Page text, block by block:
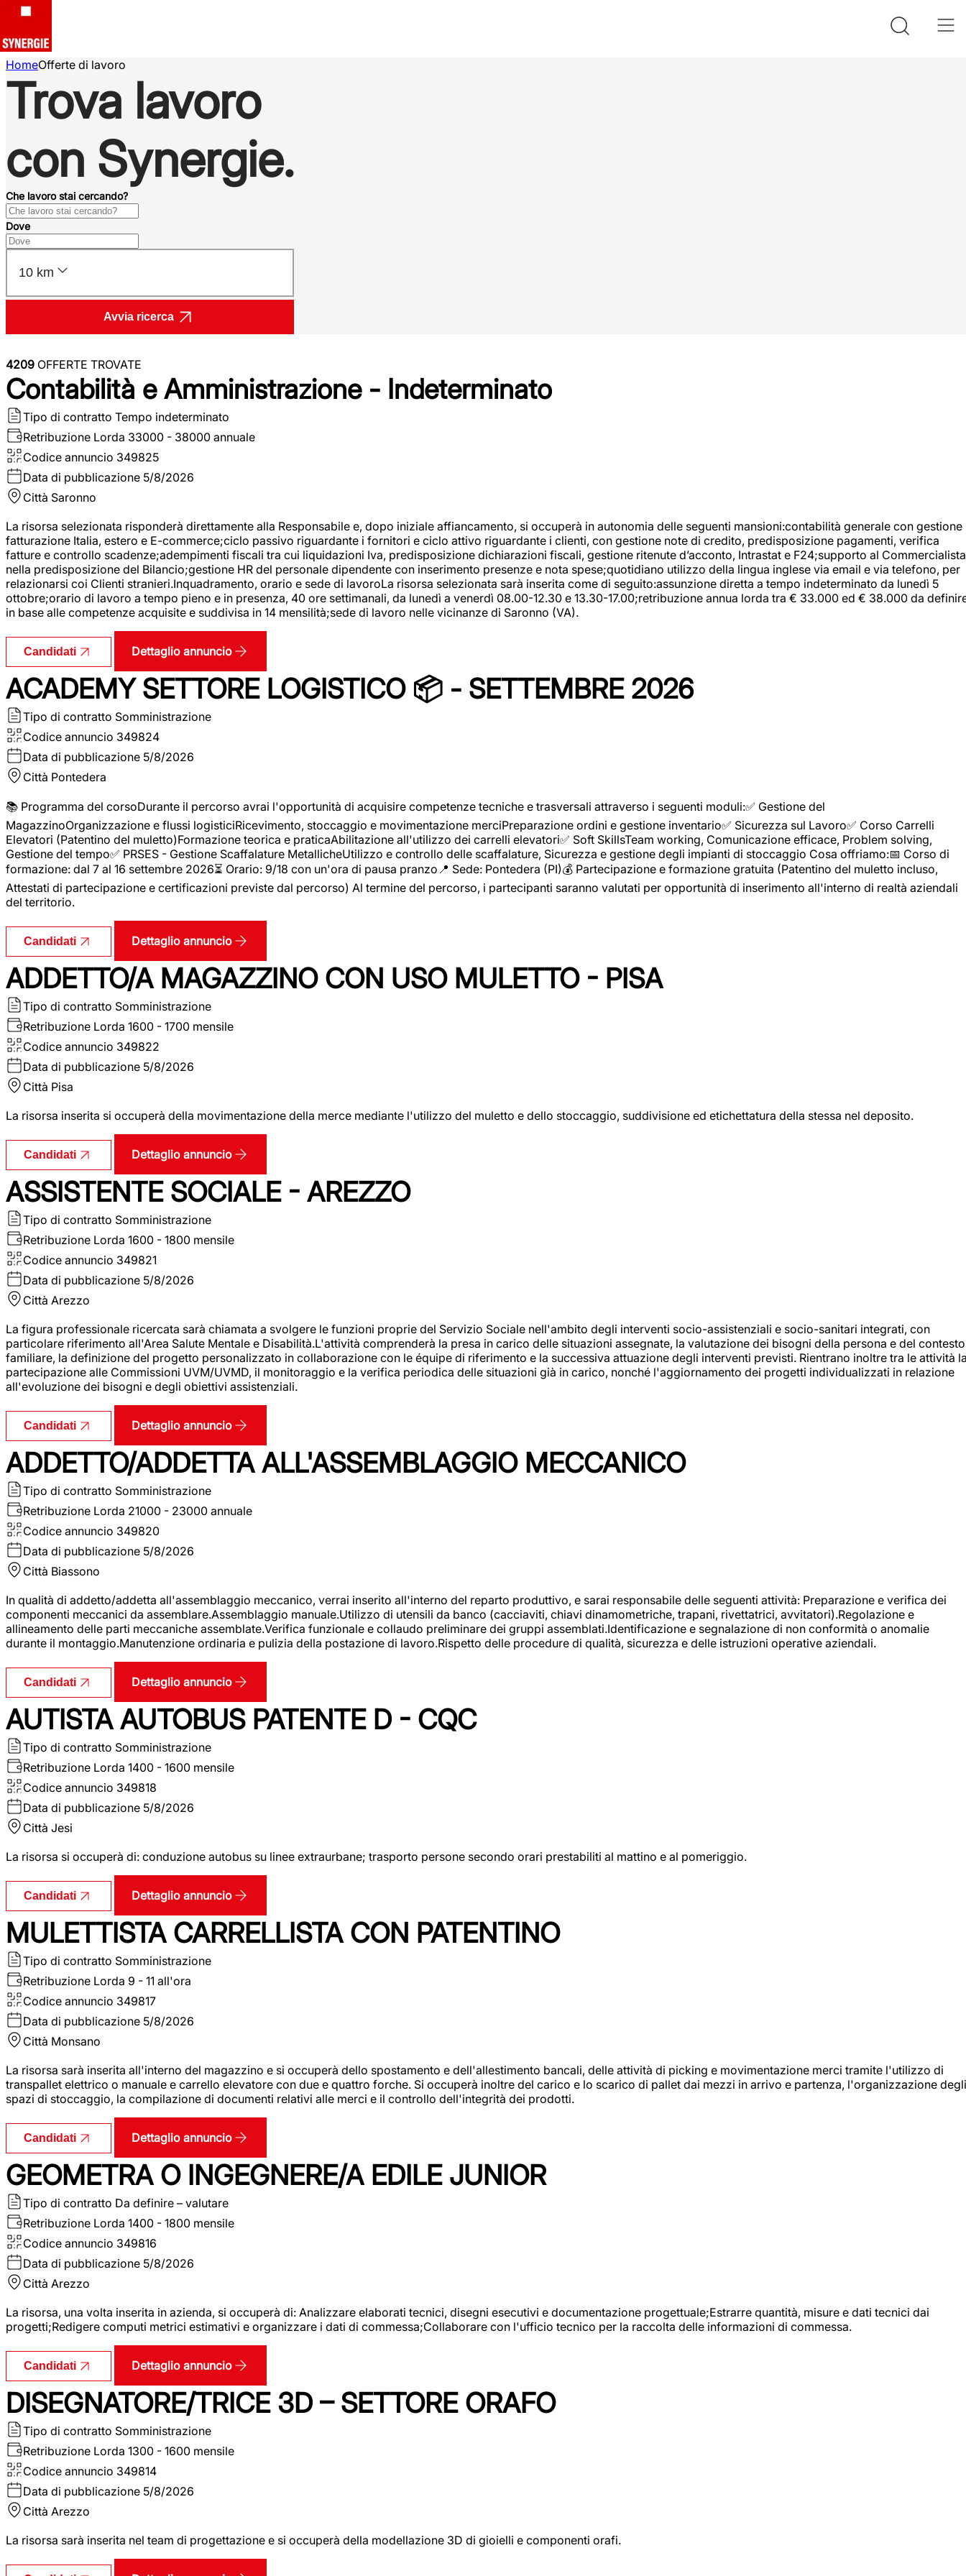
HomeOfferte di lavoro
Trova lavoro
con Synergie.
Che lavoro stai cercando?
Dove
10 km
Avvia ricerca
4209 OFFERTE TROVATE
Contabilità e Amministrazione - Indeterminato
Tipo di contratto Tempo indeterminato
Retribuzione Lorda 33000 - 38000 annuale
Codice annuncio 349825
Data di pubblicazione 5/8/2026
Città Saronno
La risorsa selezionata risponderà direttamente alla Responsabile e, dopo iniziale affiancamento, si occuperà in autonomia delle seguenti mansioni:contabilità generale con gestione
fatturazione Italia, estero e E-commerce;ciclo passivo riguardante i fornitori e ciclo attivo riguardante i clienti, con gestione note di credito, predisposizione pagamenti, verifica
fatture e controllo scadenze;adempimenti fiscali tra cui liquidazioni Iva, predisposizione dichiarazioni fiscali, gestione ritenute d’acconto, Intrastat e F24;supporto al Commercialista
nella predisposizione del Bilancio;gestione HR del personale dipendente con inserimento presenze e nota spese;quotidiano utilizzo della lingua inglese via email e via telefono, per
relazionarsi coi Clienti stranieri.Inquadramento, orario e sede di lavoroLa risorsa selezionata sarà inserita come di seguito:assunzione diretta a tempo indeterminato da lunedì 5
ottobre;orario di lavoro a tempo pieno e in presenza, 40 ore settimanali, da lunedì a venerdì 08.00-12.30 e 13.30-17.00;retribuzione annua lorda tra € 33.000 ed € 38.000 da
in base alle competenze acquisite e suddivisa in 14 mensilità;sede di lavoro nelle vicinanze di Saronno (VA).
Candidati Dettaglio annuncio
ACADEMY SETTORE LOGISTICO 📦 - SETTEMBRE 2026
Tipo di contratto Somministrazione
Codice annuncio 349824
Data di pubblicazione 5/8/2026
Città Pontedera
📚 Programma del corsoDurante il percorso avrai l'opportunità di acquisire competenze tecniche e trasversali attraverso i seguenti moduli:✅ Gestione del
MagazzinoOrganizzazione e flussi logisticiRicevimento, stoccaggio e movimentazione merciPreparazione ordini e gestione inventario✅ Sicurezza sul Lavoro✅ Corso Carrelli
Elevatori (Patentino del muletto)Formazione teorica e praticaAbilitazione all'utilizzo dei carrelli elevatori✅ Soft SkillsTeam working, Comunicazione efficace, Problem solving,
Gestione del tempo✅ PRSES - Gestione Scaffalature MetallicheUtilizzo e controllo delle scaffalature, Sicurezza e gestione degli impianti di stoccaggio Cosa offriamo:📅 Corso di
formazione: dal 7 al 16 settembre 2026⏳ Orario: 9/18 con un'ora di pausa pranzo📍 Sede: Pontedera (PI)💰 Partecipazione e formazione gratuita (Patentino del muletto incluso,
Attestati di partecipazione e certificazioni previste dal percorso) Al termine del percorso, i partecipanti saranno valutati per opportunità di inserimento all'interno di realtà aziendali
del territorio.
Candidati Dettaglio annuncio
ADDETTO/A MAGAZZINO CON USO MULETTO - PISA
Tipo di contratto Somministrazione
Retribuzione Lorda 1600 - 1700 mensile
Codice annuncio 349822
Data di pubblicazione 5/8/2026
Città Pisa
La risorsa inserita si occuperà della movimentazione della merce mediante l'utilizzo del muletto e dello stoccaggio, suddivisione ed etichettatura della stessa nel deposito.
Candidati Dettaglio annuncio
ASSISTENTE SOCIALE - AREZZO
Tipo di contratto Somministrazione
Retribuzione Lorda 1600 - 1800 mensile
Codice annuncio 349821
Data di pubblicazione 5/8/2026
Città Arezzo
La figura professionale ricercata sarà chiamata a svolgere le funzioni proprie del Servizio Sociale nell'ambito degli interventi socio-assistenziali e socio-sanitari integrati, con
particolare riferimento all'Area Salute Mentale e Disabilità.L'attività comprenderà la presa in carico delle situazioni assegnate, la valutazione dei bisogni della persona e del contesto
familiare, la definizione del progetto personalizzato in collaborazione con le équipe di riferimento e la successiva attuazione degli interventi previsti. Rientrano inoltre tra le attività
partecipazione alle Commissioni UVM/UVMD, il monitoraggio e la verifica periodica delle situazioni già in carico, nonché l'aggiornamento dei progetti individualizzati in relazione
all'evoluzione dei bisogni e degli obiettivi assistenziali.
Candidati Dettaglio annuncio
ADDETTO/ADDETTA ALL'ASSEMBLAGGIO MECCANICO
Tipo di contratto Somministrazione
Retribuzione Lorda 21000 - 23000 annuale
Codice annuncio 349820
Data di pubblicazione 5/8/2026
Città Biassono
In qualità di addetto/addetta all'assemblaggio meccanico, verrai inserito all'interno del reparto produttivo, e sarai responsabile delle seguenti attività: Preparazione e verifica dei
componenti meccanici da assemblare.Assemblaggio manuale.Utilizzo di utensili da banco (cacciaviti, chiavi dinamometriche, trapani, rivettatrici, avvitatori).Regolazione e
allineamento delle parti meccaniche assemblate.Verifica funzionale e collaudo preliminare dei gruppi assemblati.Identificazione e segnalazione di non conformità o anomalie
durante il montaggio.Manutenzione ordinaria e pulizia della postazione di lavoro.Rispetto delle procedure di qualità, sicurezza e delle istruzioni operative aziendali.
Candidati Dettaglio annuncio
AUTISTA AUTOBUS PATENTE D - CQC
Tipo di contratto Somministrazione
Retribuzione Lorda 1400 - 1600 mensile
Codice annuncio 349818
Data di pubblicazione 5/8/2026
Città Jesi
La risorsa si occuperà di: conduzione autobus su linee extraurbane; trasporto persone secondo orari prestabiliti al mattino e al pomeriggio.
Candidati Dettaglio annuncio
MULETTISTA CARRELLISTA CON PATENTINO
Tipo di contratto Somministrazione
Retribuzione Lorda 9 - 11 all'ora
Codice annuncio 349817
Data di pubblicazione 5/8/2026
Città Monsano
La risorsa sarà inserita all'interno del magazzino e si occuperà dello spostamento e dell'allestimento bancali, delle attività di picking e movimentazione merci tramite l'utilizzo di
transpallet elettrico o manuale e carrello elevatore con due e quattro forche. Si occuperà inoltre del carico e lo scarico di pallet dai mezzi in arrivo e partenza, l'organizzazione degli
spazi di stoccaggio, la compilazione di documenti relativi alle merci e il controllo dell'integrità dei prodotti.
Candidati Dettaglio annuncio
GEOMETRA O INGEGNERE/A EDILE JUNIOR
Tipo di contratto Da definire – valutare
Retribuzione Lorda 1400 - 1800 mensile
Codice annuncio 349816
Data di pubblicazione 5/8/2026
Città Arezzo
La risorsa, una volta inserita in azienda, si occuperà di: Analizzare elaborati tecnici, disegni esecutivi e documentazione progettuale;Estrarre quantità, misure e dati tecnici dai
progetti;Redigere computi metrici estimativi e organizzare i dati di commessa;Collaborare con l'ufficio tecnico per la raccolta delle informazioni di commessa.
Candidati Dettaglio annuncio
DISEGNATORE/TRICE 3D – SETTORE ORAFO
Tipo di contratto Somministrazione
Retribuzione Lorda 1300 - 1600 mensile
Codice annuncio 349814
Data di pubblicazione 5/8/2026
Città Arezzo
La risorsa sarà inserita nel team di progettazione e si occuperà della modellazione 3D di gioielli e componenti orafi.